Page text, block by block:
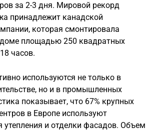
за 2-3 дня. Мировой рекорд
принадлежит канадской
которая смонтировала
площадью 250 квадратных
часов.
используются не только в
но и в промышленных
показывает, что 67% крупных
в Европе используют
утепления и отделки фасадов. Объем